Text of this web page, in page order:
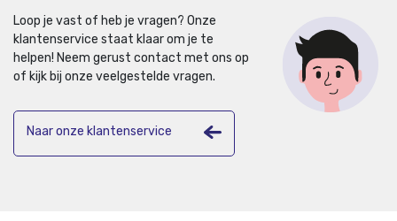
Loop je vast of heb je vragen? Onze
klantenservice staat klaar om je te
helpen! Neem gerust contact met ons op
of kijk bij onze veelgestelde vragen.
Naar onze klantenservice